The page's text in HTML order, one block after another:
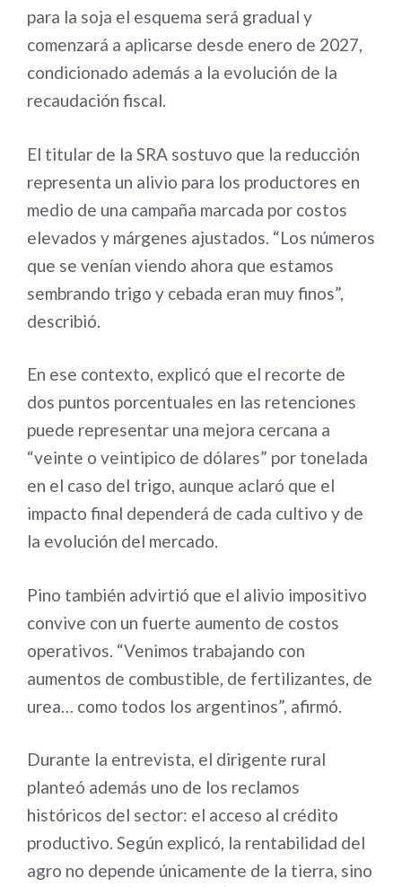
para la soja el esquema será gradual y
comenzará a aplicarse desde enero de 2027,
condicionado además a la evolución de la
recaudación fiscal.
El titular de la SRA sostuvo que la reducción
representa un alivio para los productores en
medio de una campaña marcada por costos
elevados y márgenes ajustados. “Los números
que se venían viendo ahora que estamos
sembrando trigo y cebada eran muy finos”,
describió.
En ese contexto, explicó que el recorte de
dos puntos porcentuales en las retenciones
puede representar una mejora cercana a
“veinte o veintipico de dólares” por tonelada
en el caso del trigo, aunque aclaró que el
impacto final dependerá de cada cultivo y de
la evolución del mercado.
Pino también advirtió que el alivio impositivo
convive con un fuerte aumento de costos
operativos. “Venimos trabajando con
aumentos de combustible, de fertilizantes, de
urea… como todos los argentinos”, afirmó.
Durante la entrevista, el dirigente rural
planteó además uno de los reclamos
históricos del sector: el acceso al crédito
productivo. Según explicó, la rentabilidad del
agro no depende únicamente de la tierra, sino